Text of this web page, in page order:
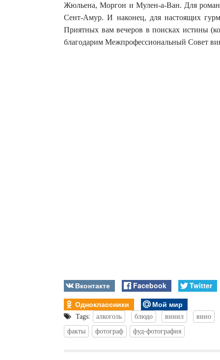
Жюльена, Моргон и Мулен-а-Ван. Для
Сент-Амур. И наконец, для настоящих
Приятных вам вечеров в поисках истины
благодарим Межпрофессиональный Совет
Вконтакте Facebook
Twitter
Одноклассники
Мой мир
Tags: алкоголь блюдо винил
вино
факты
фотограф фуд-фотография